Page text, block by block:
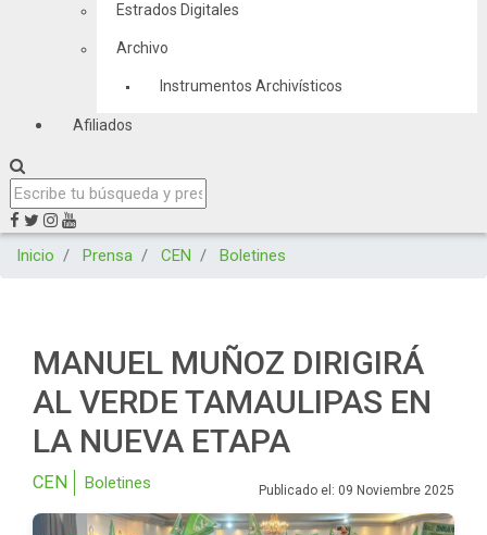
Estrados Digitales
Archivo
Instrumentos Archivísticos
Afiliados
Inicio Prensa CEN Boletines
MANUEL MUÑOZ DIRIGIRÁ
AL VERDE TAMAULIPAS EN
LA NUEVA ETAPA
CEN Boletines Publicado el: 09 Noviembre 2025